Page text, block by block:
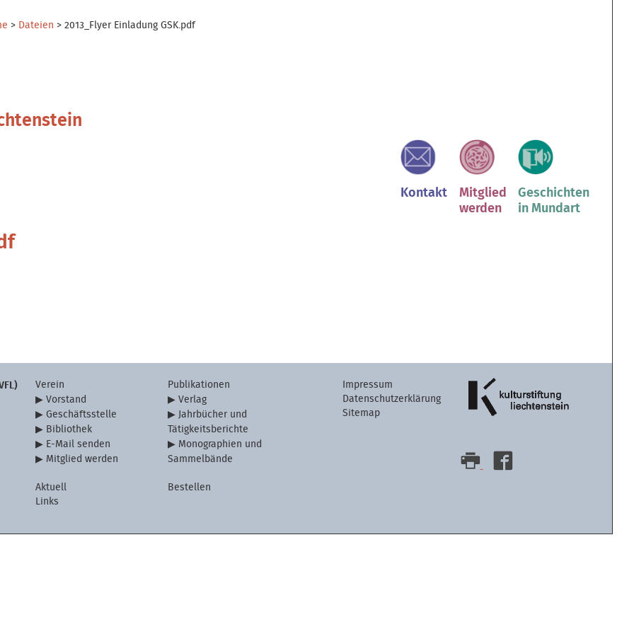
> Dateien >2013_Flyer Einladung GSK.pdf
Kontakt
Mitglied
werden
Geschichten
in Mundart
Verein
Vorstand
Geschäftsstelle
Bibliothek
E-Mail senden
Mitglied werden
Aktuell
Links
Publikationen
Verlag
Jahrbücher und
Tätigkeitsberichte
Monographien und
Sammelbände
Bestellen
Impressum
Datenschutzerklärung
Sitemap